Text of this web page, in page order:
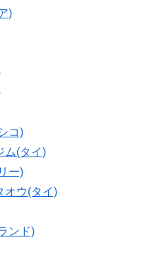
)
コ)
ム(タイ)
ー)
オウ(タイ)
ンド)